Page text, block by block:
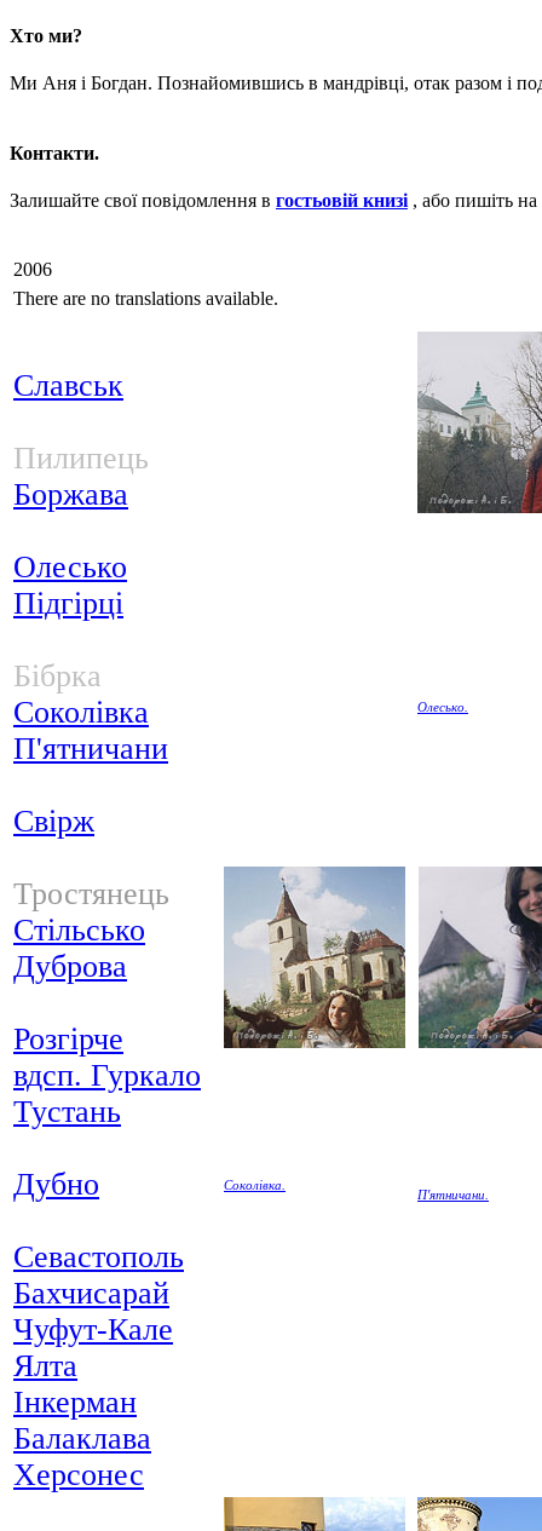
Хто ми?
Ми Аня і Богдан. Познайомившись в мандрівці, отак разом і
Контакти.
Залишайте свої повідомлення в гостьовій книзі , або пишіть на
2006
There are no translations available.
Славськ
Пилипець
Боржава
Олесько
Підгірці
Бібрка
Соколівка
П'ятничани
Свірж
Тростянець
Стільсько
Дуброва
Розгірче
вдсп. Гуркало
Тустань
Дубно
Севастополь
Бахчисарай
Чуфут-Кале
Ялта
Інкерман
Балаклава
Херсонес
Олесько.
Соколівка.
П'ятничани.